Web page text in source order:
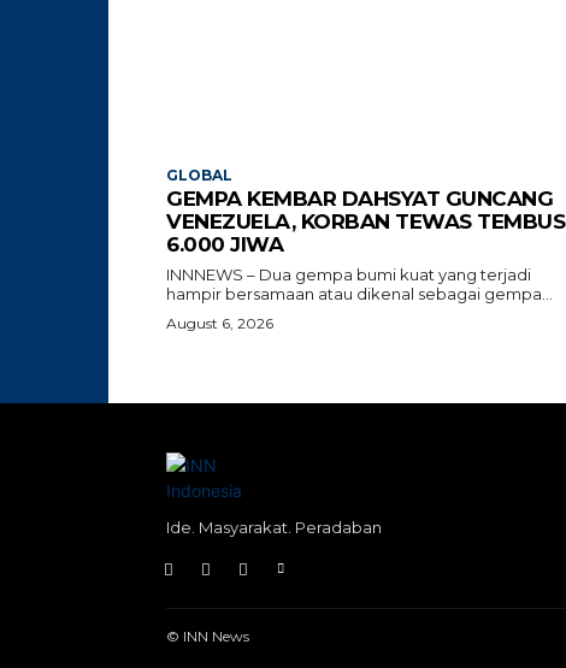
GLOBAL
GEMPA KEMBAR DAHSYAT GUNCANG
VENEZUELA, KORBAN TEWAS TEMBUS
6.000 JIWA
INNNEWS – Dua gempa bumi kuat yang terjadi
hampir bersamaan atau dikenal sebagai gempa...
August 6, 2026
Ide. Masyarakat. Peradaban
© INN News